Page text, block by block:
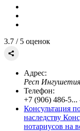
3.7 / 5 оценок
Адрес:
Респ
Телефон:
+7 (906) 486-5...
Консультация
наследству
нотариусов на